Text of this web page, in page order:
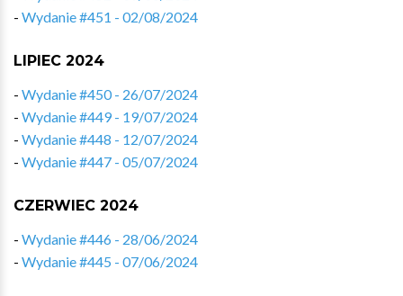
- Wydanie #451 - 02/08/2024
LIPIEC 2024
- Wydanie #450 - 26/07/2024
- Wydanie #449 - 19/07/2024
- Wydanie #448 - 12/07/2024
- Wydanie #447 - 05/07/2024
CZERWIEC 2024
- Wydanie #446 - 28/06/2024
- Wydanie #445 - 07/06/2024